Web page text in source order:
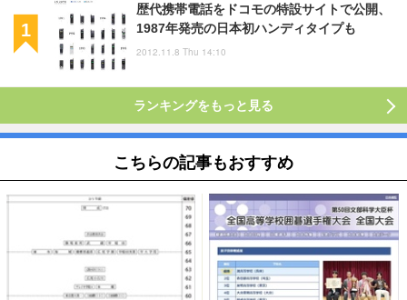
歴代携帯電話をドコモの特設サイトで公開、
1987年発売の日本初ハンディタイプも
2012.11.8 Thu 14:10
ランキングをもっと見る
こちらの記事もおすすめ